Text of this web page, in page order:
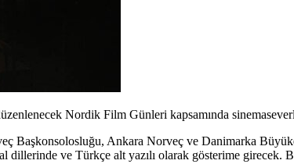
Nordik Film Günleri kapsamında
Başkonsolosluğu, Ankara Norveç ve Danimarka
ve Türkçe alt yazılı olarak gösterime girecek.